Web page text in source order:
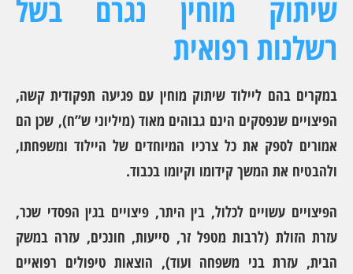
שיתוק מוחין נגרם בשל
רשלנות רפואית
במקרים בהם ליילוד שיתוק מוחין עם פגיעה תפקודית קשה,
הפיצויים שנפסקים הינם גבוהים מאוד (מיליוני ש”ח), שכן הם
אמורים לספק את כל צרכיו המיוחדים של היילוד ומשפחתו,
ולהבטיח את המשך קידומו וקיומו בכבוד.
הפיצויים עשויים לכלול, בין היתר, פיצויים בגין הפסדי שכר,
עזרת הזולת (לרבות מטפל זר, סייעות, חונכים, עזרה במשק
הבית, עזרת בני משפחה ועוד), הוצאות טיפולים רפואיים